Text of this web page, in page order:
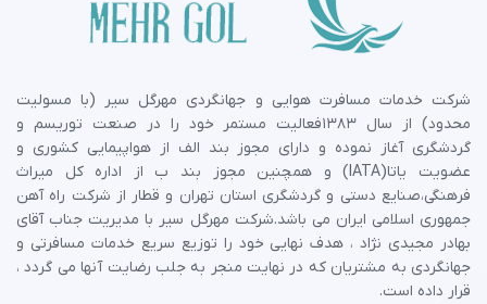
شرکت خدمات مسافرت هوایی و جهانگردی مهرگل سیر (با مسولیت
محدود) از سال 1383فعالیت مستمر خود را در صنعت توریسم و
گردشگری آغاز نموده و دارای مجوز بند الف از هواپیمایی کشوری و
عضویت یاتا(IATA) و همچنین مجوز بند ب از اداره کل میراث
فرهنگی،صنایع دستی و گردشگری استان تهران و قطار از شرکت راه آهن
جمهوری اسلامی ایران می باشد.شرکت مهرگل سیر با مدیریت جناب آقای
بهادر مجیدی نژاد ، هدف نهایی خود را توزیع سریع خدمات مسافرتی و
جهانگردی به مشتریان که در نهایت منجر به جلب رضایت آنها می گردد ،
قرار داده است.